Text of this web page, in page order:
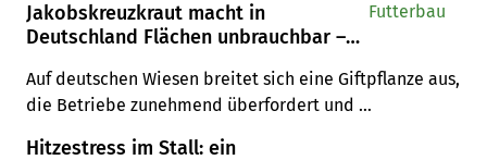
Jakobskreuzkraut macht in
Deutschland Flächen unbrauchbar –
Auf deutschen Wiesen breitet sich eine Giftpflanze aus,
die Betriebe zunehmend überfordert und
Futterbau
Hitzestress im Stall: ein